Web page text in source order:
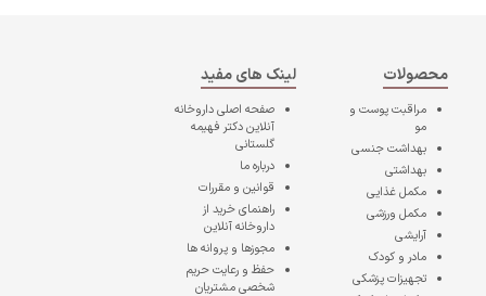
محصولات
مراقبت پوست و
مو
بهداشت جنسی
بهداشتی
مکمل غذایی
مکمل ورزشی
آرایشی
مادر و کودک
تجهیزات پزشکی
لینک های مفید
صفحه اصلیداروخانه
آنلاین دکتر فهیمه
گلستانی
درباره ما
قوانین و مقررات
راهنمای خرید از
داروخانه آنلاین
مجوزها و پروانه ها
حفظ و رعایت حریم
شخصی مشتریان